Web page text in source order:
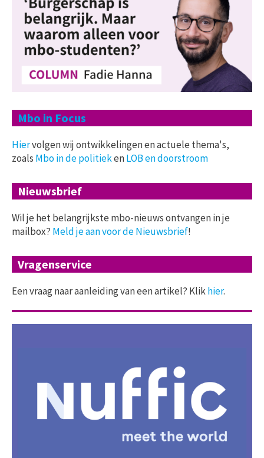
Mbo in Focus
Hiervolgen wij ontwikkelingen en actuele thema's,
zoals Mbo in de politiekenLOB en doorstroom
Nieuwsbrief
Wil je het belangrijkste mbo-nieuws ontvangen in je
mailbox? Meld je aan voor de Nieuwsbrief!
Vragenservice
Een vraag naar aanleiding van een artikel? Klikhier.